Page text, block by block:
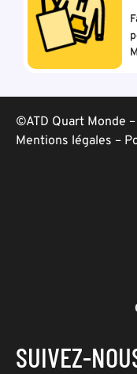
©ATD Quart Monde
Mentions légales –
SUIVEZ-